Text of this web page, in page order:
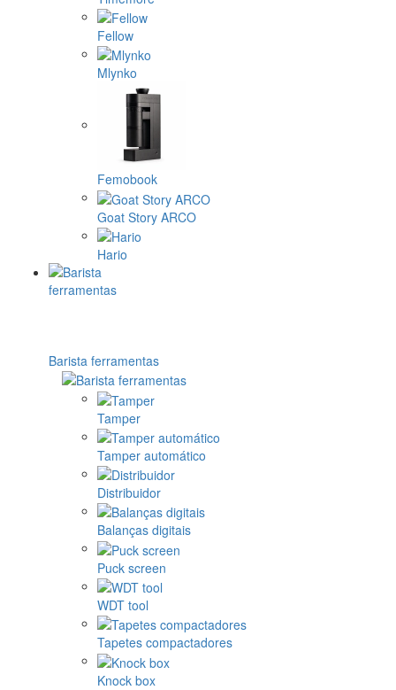
Fellow
Mlynko
Femobook
Goat Story ARCO
Hario
Barista ferramentas
Tamper
Tamper automático
Distribuidor
Balanças digitais
Puck screen
WDT tool
Tapetes compactadores
Knock box